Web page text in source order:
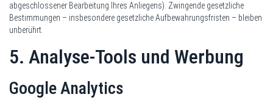
abgeschlossener Bearbeitung Ihres Anliegens). Zwingende gesetzliche
Bestimmungen – insbesondere gesetzliche Aufbewahrungsfristen – bleiben
unberührt.
5. Analyse-Tools und Werbung
Google Analytics